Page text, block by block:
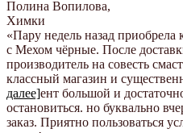
Полина Вопилова,
Химки
«Пару недель назад
с Мехом чёрные. После
производитель на совесть
классный магазин и
далее]ент большой и
остановиться. но буквально
заказ. Приятно пользоваться